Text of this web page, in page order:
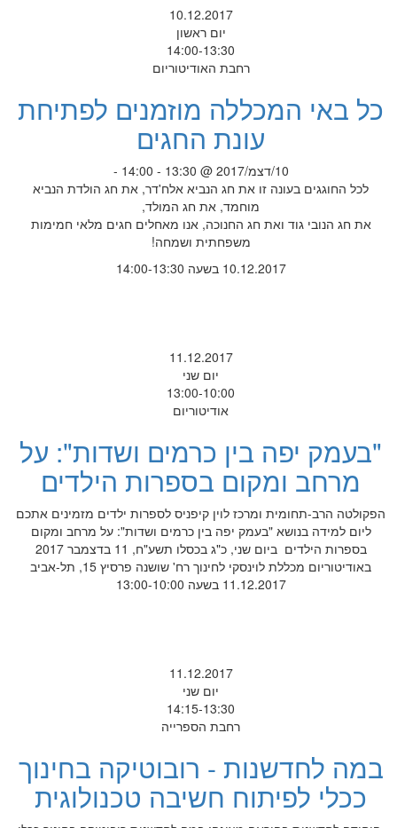
10.12.2017
יום ראשון
14:00-13:30
רחבת האודיטוריום
כל באי המכללה מוזמנים לפתיחת
עונת החגים
10/דצמ/2017 @ 13:30 - 14:00 -
לכל החוגגים בעונה זו את חג הנביא אלח'דר, את חג הולדת הנביא
מוחמד, את חג המולד,
את חג הנובי גוד ואת חג החנוכה, אנו מאחלים חגים מלאי חמימות
משפחתית ושמחה!
10.12.2017 בשעה 14:00-13:30
11.12.2017
יום שני
13:00-10:00
אודיטוריום
"בעמק יפה בין כרמים ושדות": על
מרחב ומקום בספרות הילדים
הפקולטה הרב-תחומית ומרכז לוין קיפניס לספרות ילדים מזמינים אתכם
ליום למידה בנושא "בעמק יפה בין כרמים ושדות": על מרחב ומקום
בספרות הילדים ביום שני, כ"ג בכסלו תשע"ח, 11 בדצמבר 2017
באודיטוריום מכללת לוינסקי לחינוך רח' שושנה פרסיץ 15, תל-אביב
11.12.2017 בשעה 13:00-10:00
11.12.2017
יום שני
14:15-13:30
רחבת הספרייה
במה לחדשנות - רובוטיקה בחינוך
ככלי לפיתוח חשיבה טכנולוגית